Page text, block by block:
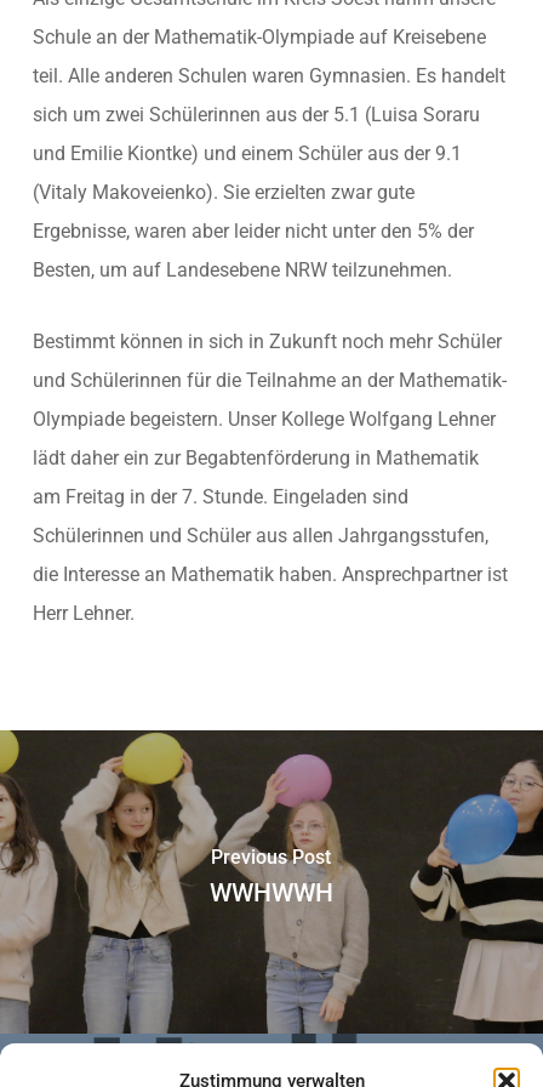
Zustimmung verwalten
Schule an der Mathematik-Olympiade auf Kreisebene
teil. Alle anderen Schulen waren Gymnasien. Es handelt
sich um zwei Schülerinnen aus der 5.1 (Luisa Soraru
und Emilie Kiontke) und einem Schüler aus der 9.1
(Vitaly Makoveienko). Sie erzielten zwar gute
Ergebnisse, waren aber leider nicht unter den 5% der
Besten, um auf Landesebene NRW teilzunehmen.
Bestimmt können in sich in Zukunft noch mehr Schüler
und Schülerinnen für die Teilnahme an der Mathematik-
Olympiade begeistern. Unser Kollege Wolfgang Lehner
lädt daher ein zur Begabtenförderung in Mathematik
am Freitag in der 7. Stunde. Eingeladen sind
Schülerinnen und Schüler aus allen Jahrgangsstufen,
die Interesse an Mathematik haben. Ansprechpartner ist
Herr Lehner.
Previous Post
WWHWWH